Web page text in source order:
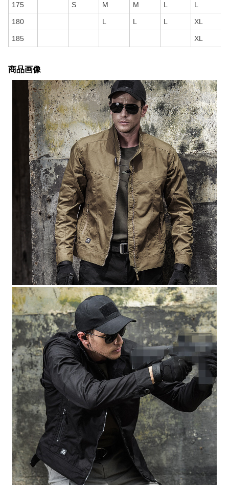
175 S M M L L
180 L L L XL
185 XL
商品画像